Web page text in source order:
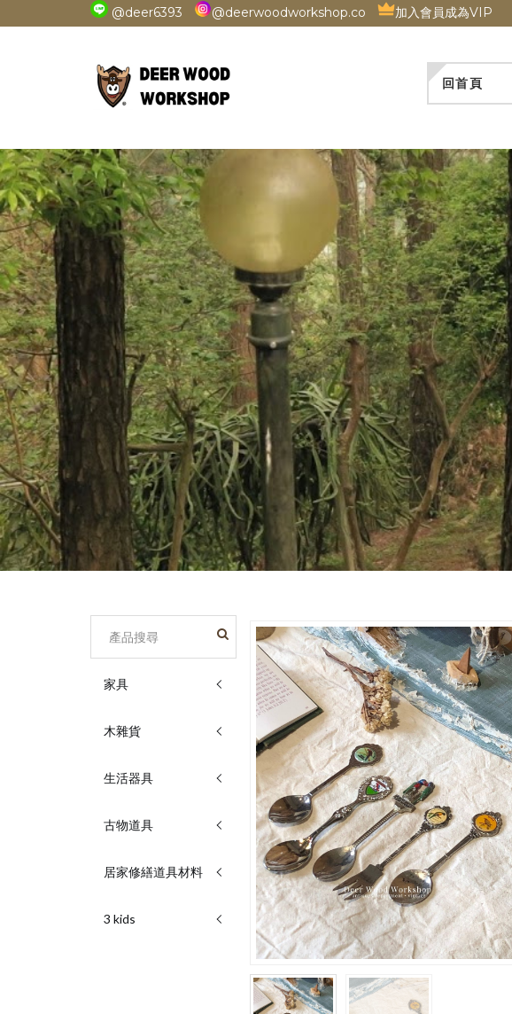
@deer6393 @deerwoodworkshop.co 加入會員成為VIP
回首頁
家具
木雜貨
生活器具
古物道具
居家修繕道具材料
3 kids